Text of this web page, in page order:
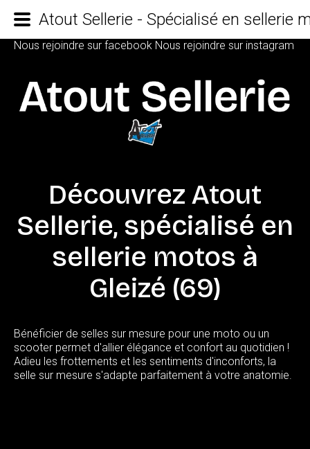
Nous rejoindre sur facebook Nous rejoindre sur instagram
Découvrez Atout
Sellerie, spécialisé en
sellerie motos à
Gleizé (69)
Bénéficier de selles sur mesure pour une moto ou un
scooter permet d'allier élégance et confort au quotidien !
Adieu les frottements et les sentiments d'inconforts, la
selle sur mesure s'adapte parfaitement à votre anatomie.
Atout Sellerie - Spécialisé en sellerie